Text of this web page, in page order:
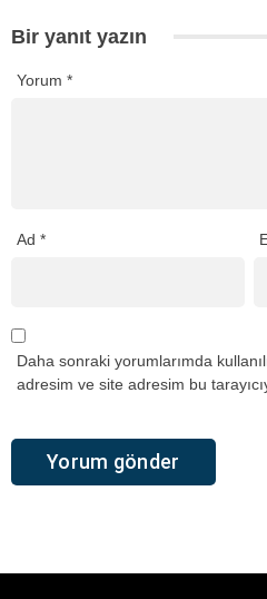
Bir yanıt yazın
Yorum *
Ad *
Daha sonraki yorumlarımda
adresim ve site adresim bu